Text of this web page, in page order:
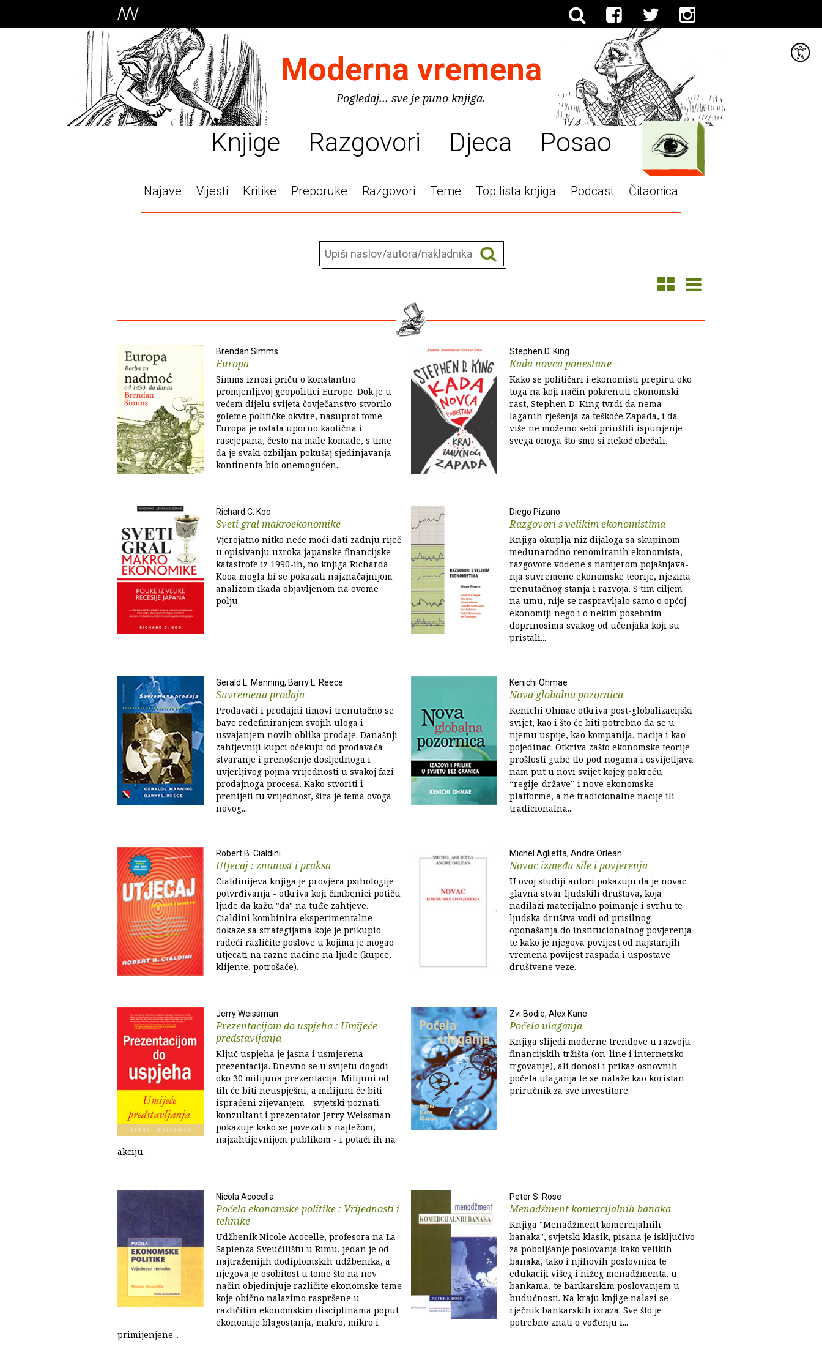
Moderna vremena
Pogledaj... sve je puno knjiga.
Knjige Razgovori Djeca Posao
Najave Vijesti Kritike Preporuke Razgovori Teme Top lista knjiga Podcast Čitaonica
Brendan Simms
Europa
Simms iznosi priču o konstantno
promjenljivoj geopolitici Europe. Dok je u
većem dijelu svijeta čovječanstvo stvorilo
goleme političke okvire, nasuprot tome
Europa je ostala uporno kaotična i
rascjepana, često na male komade, s time
da je svaki ozbiljan pokušaj sjedinjavanja
kontinenta bio onemogućen.
Stephen D. King
Kada novca ponestane
Kako se političari i ekonomisti prepiru oko
toga na koji način pokrenuti ekonomski
rast, Stephen D. King tvrdi da nema
laganih rješenja za teškoće Zapada, i da
više ne možemo sebi priuštiti ispunjenje
svega onoga što smo si nekoć obećali.
Richard C. Koo
Sveti gral makroekonomike
Vjerojatno nitko neće moći dati zadnju riječ
u opisivanju uzroka japanske financijske
katastrofe iz 1990-ih, no knjiga Richarda
Kooa mogla bi se pokazati najznačajnijom
analizom ikada objavljenom na ovome
polju.
Diego Pizano
Razgovori s velikim ekonomistima
Knjiga okuplja niz dijaloga sa skupinom
međunarodno reno­miranih ekonomista,
razgovore vođene s namjerom pojašnjava­
nja suvremene ekonomske teorije, njezina
trenutačnog stanja i razvoja. S tim ciljem
na umu, nije se raspravljalo samo o općoj
ekonomiji nego i o nekim posebnim
doprinosima svakog od učenjaka koji su
pristali...
Gerald L. Manning, Barry L. Reece
Suvremena prodaja
Prodavači i prodajni timovi trenutačno se
bave redefiniranjem svojih uloga i
usvajanjem novih oblika prodaje. Današnji
zahtjevniji kupci očekuju od prodavača
stvaranje i prenošenje dosljednoga i
uvjerljivog pojma vrijednosti u svakoj fazi
prodajnoga procesa. Kako stvoriti i
prenijeti tu vrijednost, šira je tema ovoga
novog...
Kenichi Ohmae
Nova globalna pozornica
Kenichi Ohmae otkriva post-globalizacijski
svijet, kao i što će biti potrebno da se u
njemu uspije, kao kompanija, nacija i kao
pojedinac. Otkriva zašto ekonomske teorije
prošlosti gube tlo pod nogama i osvijetljava
nam put u novi svijet kojeg pokreću
“regije-države” i nove ekonomske
platforme, a ne tradicionalne nacije ili
tradicionalna...
Robert B. Cialdini
Utjecaj : znanost i praksa
Cialdinijeva knjiga je provjera psihologije
potvrđivanja - otkriva koji čimbenici potiču
ljude da kažu "da" na tuđe zahtjeve.
Cialdini kombinira eksperimentalne
dokaze sa strategijama koje je prikupio
radeći različite poslove u kojima je mogao
utjecati na razne načine na ljude (kupce,
klijente, potrošače).
Michel Aglietta, Andre Orlean
Novac između sile i povjerenja
U ovoj studiji autori pokazuju da je novac
glavna stvar ljudskih društava, koja
nadilazi materijalno poimanje i svrhu te
ljudska društva vodi od prisilnog
oponašanja do institucionalnog povjerenja
te kako je njegova povijest od najstarijih
vremena povijest raspada i uspostave
društvene veze.
Jerry Weissman
Prezentacijom do uspjeha : Umijeće
predstavljanja
Ključ uspjeha je jasna i usmjerena
prezentacija. Dnevno se u svijetu dogodi
oko 30 milijuna prezentacija. Milijuni od
tih će biti neuspješni, a milijuni će biti
ispraćeni zijevanjem - svjetski poznati
konzultant i prezentator Jerry Weissman
pokazuje kako se povezati s najtežom,
najzahtijevnijom publikom - i potaći ih na
akciju.
Zvi Bodie, Alex Kane
Počela ulaganja
Knjiga slijedi moderne trendove u razvoju
financijskih tržišta (on-line i internetsko
trgovanje), ali donosi i prikaz osnovnih
počela ulaganja te se nalaže kao koristan
priručnik za sve investitore.
Nicola Acocella
Počela ekonomske politike : Vrijednosti i
tehnike
Udžbenik Nicole Acocelle, profesora na La
Sapienza Sveučilištu u Rimu, jedan je od
najtraženijih dodiplomskih udžbenika, a
njegova je osobitost u tome što na nov
način objedinjuje različite ekonomske teme
koje obično nalazimo raspršene u
različitim ekonomskim disciplinama poput
ekonomije blagostanja, makro, mikro i
primijenjene...
Peter S. Rose
Menadžment komercijalnih banaka
Knjiga "Menadžment komercijalnih
banaka", svjetski klasik, pisana je isključivo
za poboljšanje poslovanja kako velikih
banaka, tako i njihovih poslovnica te
edukaciji višeg i nižeg menadžmenta. u
bankama, te bankarskim poslovanjem u
budućnosti. Na kraju knjige nalazi se
rječnik bankarskih izraza. Sve što je
potrebno znati o vođenju i...